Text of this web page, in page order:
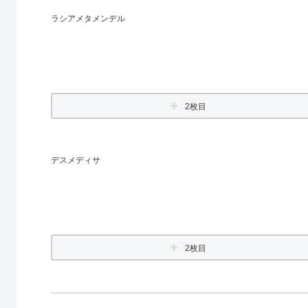
ラシアメタメンデル
2枚目
デスメディサ
2枚目